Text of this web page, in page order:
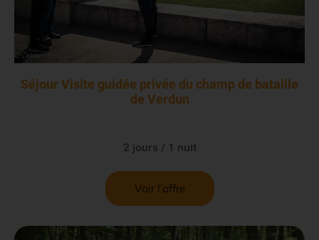
Séjour Visite guidée privée du champ de bataille
de Verdun
2 jours / 1 nuit
Voir l'offre